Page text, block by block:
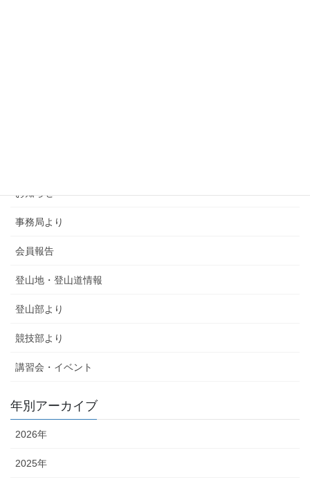
お知らせ
事務局より
会員報告
登山地・登山道情報
登山部より
競技部より
講習会・イベント
年別アーカイブ
2026年
2025年